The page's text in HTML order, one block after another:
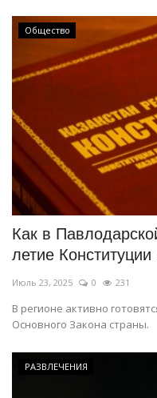
Курултай
Язык
Общество
Как в
летие
Июль 23, 2025 0 231
В регионе активно
Основного Закона страны.
РАЗВЛЕЧЕНИЯ